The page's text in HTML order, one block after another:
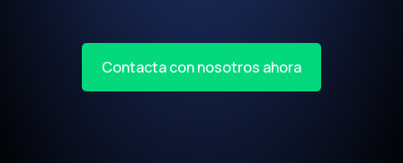
Contacta con nosotros ahora